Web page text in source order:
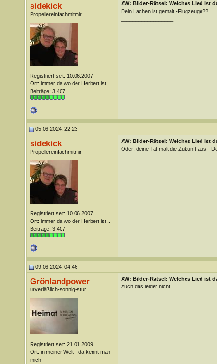
sidekick
Propellereinfachmitmir
Registriert seit: 10.06.2007
Ort: immer da wo der Herbert ist...
Beiträge: 3.407
AW: Bilder-Rätsel: Welches Lied ist
Dein Lachen ist gemalt -Flugzeuge??
05.06.2024, 22:23
sidekick
Propellereinfachmitmir
Registriert seit: 10.06.2007
Ort: immer da wo der Herbert ist...
Beiträge: 3.407
AW: Bilder-Rätsel: Welches Lied ist
Oder: deine Tat malt die Zukunft aus -
09.06.2024, 04:46
Grönlandpower
urverläßlich-sonnig-stur
Registriert seit: 21.01.2009
Ort: in meiner Welt - da kennt man
mich
AW: Bilder-Rätsel: Welches Lied ist
Auch das leider nicht.